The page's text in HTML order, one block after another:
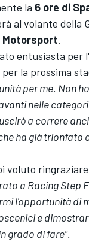
la 6 ore di
al volante della
Motorsport.
entusiasta per
la prossima
per me. Non
nelle
a correre
ha già trionfato
voluto
a Racing Step
l'opportunità di
e
grado di fare".